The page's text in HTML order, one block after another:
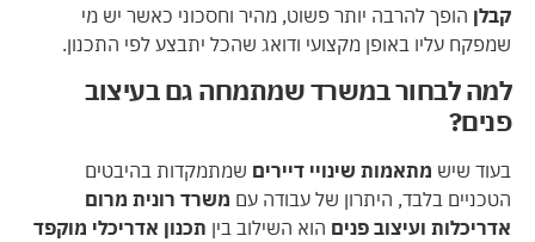
קבלן הופך להרבה יותר פשוט, מהיר וחסכוני כאשר יש מי
שמפקח עליו באופן מקצועי ודואג שהכל יתבצע לפי התכנון.
למה לבחור במשרד שמתמחה גם בעיצוב
פנים?
בעוד שיש מתאמות שינויי דיירים שמתמקדות בהיבטים
הטכניים בלבד, היתרון של עבודה עם משרד רונית מרום
אדריכלות ועיצוב פנים הוא השילוב בין תכנון אדריכלי מוקפד